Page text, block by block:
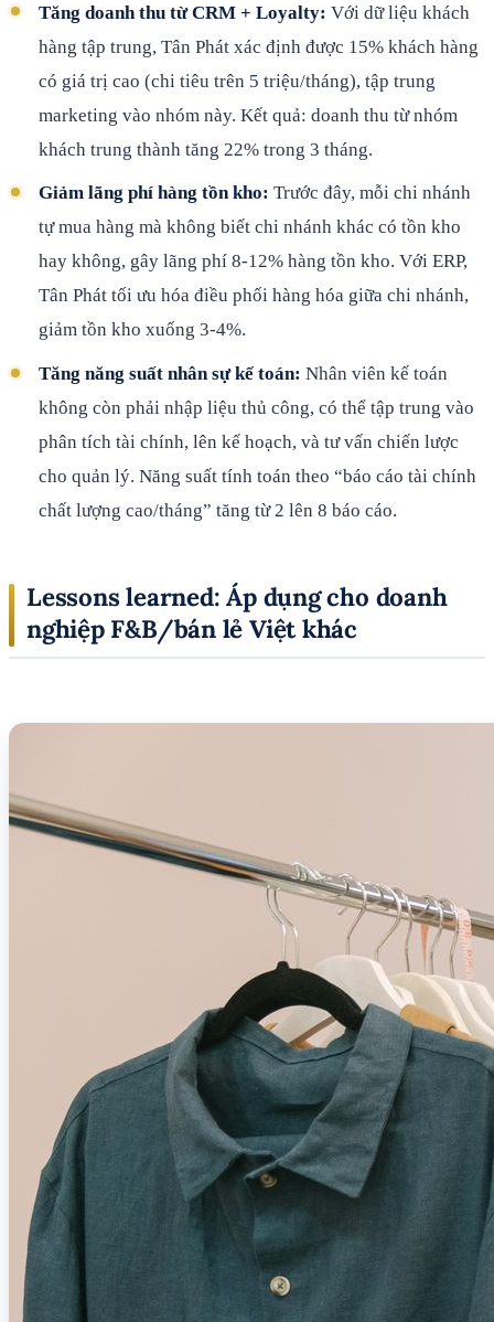
Tăng doanh thu từ CRM + Loyalty: Với dữ liệu khách
hàng tập trung, Tân Phát xác định được 15% khách hàng
có giá trị cao (chi tiêu trên 5 triệu/tháng), tập trung
marketing vào nhóm này. Kết quả: doanh thu từ nhóm
khách trung thành tăng 22% trong 3 tháng.
Giảm lãng phí hàng tồn kho: Trước đây, mỗi chi nhánh
tự mua hàng mà không biết chi nhánh khác có tồn kho
hay không, gây lãng phí 8-12% hàng tồn kho. Với ERP,
Tân Phát tối ưu hóa điều phối hàng hóa giữa chi nhánh,
giảm tồn kho xuống 3-4%.
Tăng năng suất nhân sự kế toán: Nhân viên kế toán
không còn phải nhập liệu thủ công, có thể tập trung vào
phân tích tài chính, lên kế hoạch, và tư vấn chiến lược
cho quản lý. Năng suất tính toán theo “báo cáo tài chính
chất lượng cao/tháng” tăng từ 2 lên 8 báo cáo.
Lessons learned: Áp dụng cho doanh
nghiệp F&B/bán lẻ Việt khác